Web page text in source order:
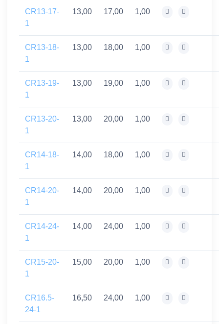
CR13-17-
1
13,00 17,00 1,00
CR13-18-
1
13,00 18,00 1,00
CR13-19-
1
13,00 19,00 1,00
CR13-20-
1
13,00 20,00 1,00
CR14-18-
1
14,00 18,00 1,00
CR14-20-
1
14,00 20,00 1,00
CR14-24-
1
14,00 24,00 1,00
CR15-20-
1
15,00 20,00 1,00
CR16.5-
24-1
16,50 24,00 1,00